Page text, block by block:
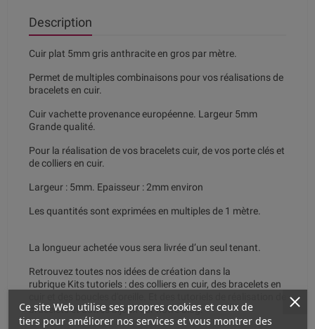
Description
Cuir plat 5mm gris anthracite en gros par mètre.
Permet de multiples combinaisons pour vos réalisations de
bracelets en cuir.
Cuir vachette provenance européenne. Largeur 5mm
Grande qualité.
Pour la réalisation de vos bracelets cuir, de vos porte clés et
de colliers en cuir.
Largeur : 5mm. Epaisseur : 2mm environ
Les quantités sont exprimées en multiples de 1 mètre.
La longueur achetée vous sera livrée d’un seul tenant.
Retrouvez toutes nos idées de création dans la
rubrique Kits tutoriels : des colliers en cuir, des bracelets en
bracelets et autres bijouxsur notre blog.
Ce site Web utilise ses propres cookies et ceux de
tiers pour améliorer nos services et vous montrer des